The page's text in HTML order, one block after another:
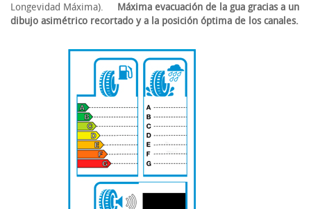
Longevidad Máxima). Máxima evacuación de la gua gracias a un
dibujo asimétrico recortado y a la posición óptima de los canales.